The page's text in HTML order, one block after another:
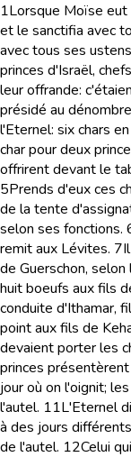
1Lorsque Moïse
et le sanctifia avec
avec tous ses
princes d'Israël,
leur offrande:
présidé au
l'Eternel: six chars
char pour deux
offrirent devant le
5Prends d'eux ces
de la tente
selon ses fonctions.
remit aux Lévites. 7
de Guerschon,
huit boeufs aux fils
conduite d'Ithamar,
point aux fils de
devaient porter les
princes
jour où on l'oignit;
l'autel. 11L'Eternel
à des jours
de l'autel. 12Celui